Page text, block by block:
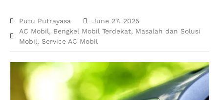
Putu Putrayasa
June 27, 2025
AC Mobil, Bengkel Mobil Terdekat, Masalah dan Solusi
Mobil, Service AC Mobil